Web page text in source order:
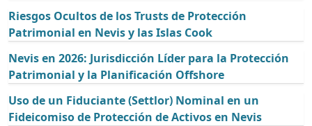
Riesgos Ocultos de los Trusts de Protección
Patrimonial en Nevis y las Islas Cook
Nevis en 2026: Jurisdicción Líder para la Protección
Patrimonial y la Planificación Offshore
Uso de un Fiduciante (Settlor) Nominal en un
Fideicomiso de Protección de Activos en Nevis